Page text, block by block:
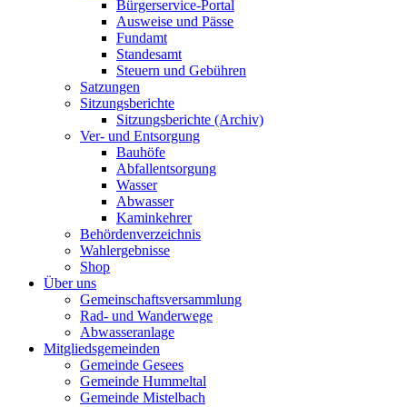
Bürgerservice-Portal
Ausweise und Pässe
Fundamt
Standesamt
Steuern und Gebühren
Satzungen
Sitzungsberichte
Sitzungsberichte (Archiv)
Ver- und Entsorgung
Bauhöfe
Abfallentsorgung
Wasser
Abwasser
Kaminkehrer
Behördenverzeichnis
Wahlergebnisse
Shop
Über uns
Gemeinschaftsversammlung
Rad- und Wanderwege
Abwasseranlage
Mitgliedsgemeinden
Gemeinde Gesees
Gemeinde Hummeltal
Gemeinde Mistelbach